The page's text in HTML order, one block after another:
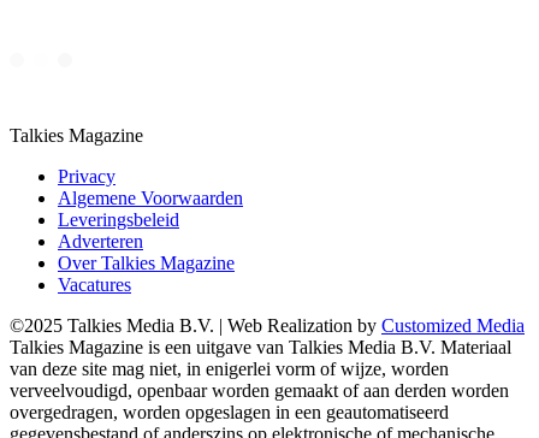
Talkies Magazine
Privacy
Algemene Voorwaarden
Leveringsbeleid
Adverteren
Over Talkies Magazine
Vacatures
©2025 Talkies Media B.V. | Web Realization by Customized Media
Talkies Magazine is een uitgave van Talkies Media B.V. Materiaal
van deze site mag niet, in enigerlei vorm of wijze, worden
verveelvoudigd, openbaar worden gemaakt of aan derden worden
overgedragen, worden opgeslagen in een geautomatiseerd
gegevensbestand of anderszins op elektronische of mechanische